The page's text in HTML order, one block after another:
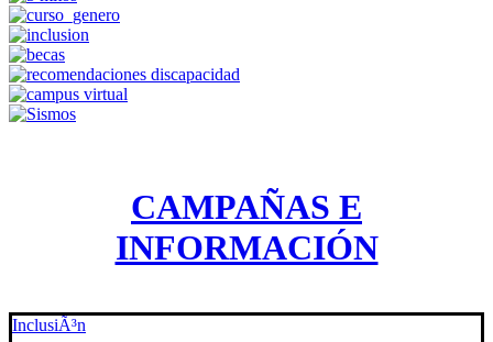
CAMPAÑAS E
INFORMACIÓN
InclusiÃ³n